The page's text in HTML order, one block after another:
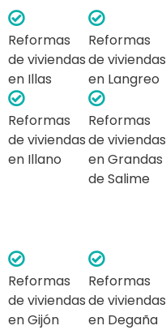
Reformas
de viviendas
en Illas
Reformas
de viviendas
en Langreo
Reformas
de viviendas
en Illano
Reformas
de viviendas
en Grandas
de Salime
Reformas
de viviendas
en Gijón
Reformas
de viviendas
en Degaña